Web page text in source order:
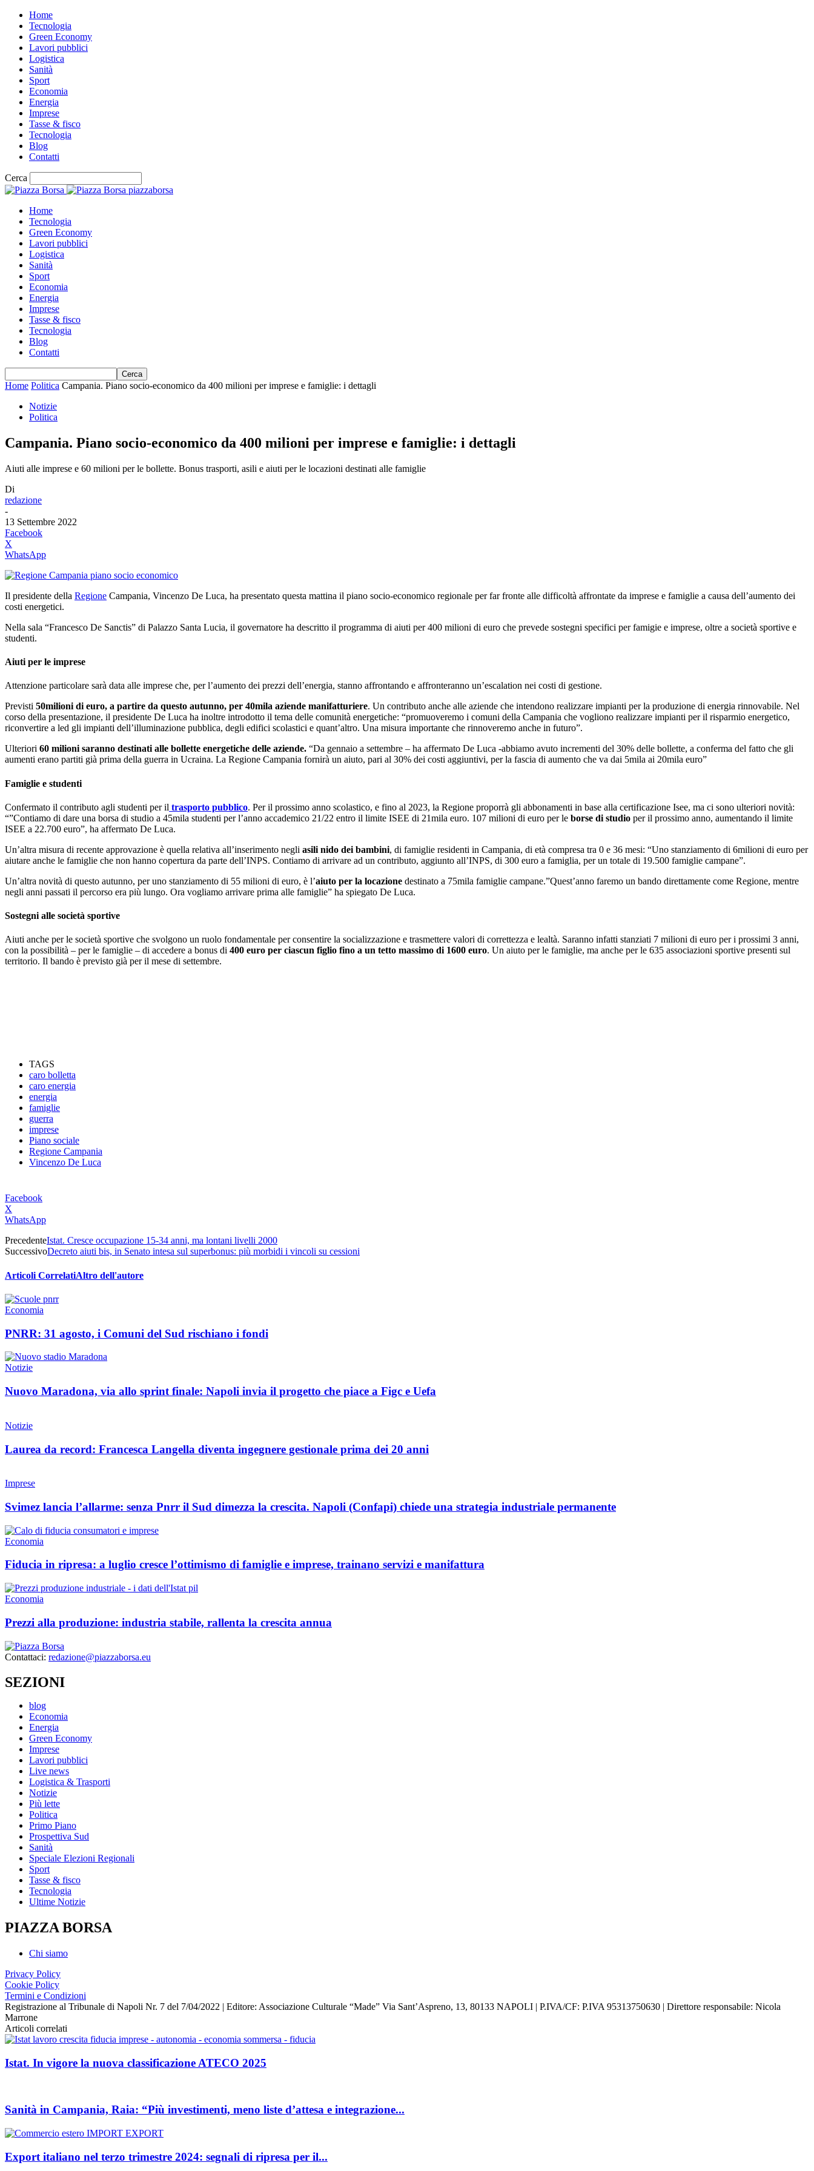
Home
Tecnologia
Green Economy
Lavori pubblici
Logistica
Sanità
Sport
Economia
Energia
Imprese
Tasse & fisco
Tecnologia
Blog
Contatti
Cerca
piazzaborsa
Home
Tecnologia
Green Economy
Lavori pubblici
Logistica
Sanità
Sport
Economia
Energia
Imprese
Tasse & fisco
Tecnologia
Blog
Contatti
Home Politica Campania. Piano socio-economico da 400 milioni per imprese e famiglie: i dettagli
Notizie
Politica
Campania. Piano socio-economico da 400 milioni per imprese e famiglie: i dettagli
Aiuti alle imprese e 60 milioni per le bollette. Bonus trasporti, asili e aiuti per le locazioni destinati alle famiglie
Di
redazione
-
13 Settembre 2022
Facebook
X
WhatsApp
Il presidente della Regione Campania, Vincenzo De Luca, ha presentato questa mattina il piano socio-economico regionale per far fronte alle difficoltà affrontate da imprese e famiglie a causa dell’aumento dei
costi energetici.
Nella sala “Francesco De Sanctis” di Palazzo Santa Lucia, il governatore ha descritto il programma di aiuti per 400 milioni di euro che prevede sostegni specifici per famigie e imprese, oltre a società sportive e
studenti.
Aiuti per le imprese
Attenzione particolare sarà data alle imprese che, per l’aumento dei prezzi dell’energia, stanno affrontando e affronteranno un’escalation nei costi di gestione.
Previsti 50milioni di euro, a partire da questo autunno, per 40mila aziende manifatturiere. Un contributo anche alle aziende che intendono realizzare impianti per la produzione di energia rinnovabile. Nel
corso della presentazione, il presidente De Luca ha inoltre introdotto il tema delle comunità energetiche: “promuoveremo i comuni della Campania che vogliono realizzare impianti per il risparmio energetico,
riconvertire a led gli impianti dell’illuminazione pubblica, degli edifici scolastici e quant’altro. Una misura importante che rinnoveremo anche in futuro”.
Ulteriori 60 milioni saranno destinati alle bollette energetiche delle aziende. “Da gennaio a settembre – ha affermato De Luca -abbiamo avuto incrementi del 30% delle bollette, a conferma del fatto che gli
aumenti erano partiti già prima della guerra in Ucraina. La Regione Campania fornirà un aiuto, pari al 30% dei costi aggiuntivi, per la fascia di aumento che va dai 5mila ai 20mila euro”
Famiglie e studenti
Confermato il contributo agli studenti per il trasporto pubblico. Per il prossimo anno scolastico, e fino al 2023, la Regione proporrà gli abbonamenti in base alla certificazione Isee, ma ci sono ulteriori novità:
“”Contiamo di dare una borsa di studio a 45mila studenti per l’anno accademico 21/22 entro il limite ISEE di 21mila euro. 107 milioni di euro per le borse di studio per il prossimo anno, aumentando il limite
ISEE a 22.700 euro”, ha affermato De Luca.
Un’altra misura di recente approvazione è quella relativa all’inserimento negli asili nido dei bambini, di famiglie residenti in Campania, di età compresa tra 0 e 36 mesi: “Uno stanziamento di 6milioni di euro per
aiutare anche le famiglie che non hanno copertura da parte dell’INPS. Contiamo di arrivare ad un contributo, aggiunto all’INPS, di 300 euro a famiglia, per un totale di 19.500 famiglie campane”.
Un’altra novità di questo autunno, per uno stanziamento di 55 milioni di euro, è l’aiuto per la locazione destinato a 75mila famiglie campane.”Quest’anno faremo un bando direttamente come Regione, mentre
negli anni passati il percorso era più lungo. Ora vogliamo arrivare prima alle famiglie” ha spiegato De Luca.
Sostegni alle società sportive
Aiuti anche per le società sportive che svolgono un ruolo fondamentale per consentire la socializzazione e trasmettere valori di correttezza e lealtà. Saranno infatti stanziati 7 milioni di euro per i prossimi 3 anni,
con la possibilità – per le famiglie – di accedere a bonus di 400 euro per ciascun figlio fino a un tetto massimo di 1600 euro. Un aiuto per le famiglie, ma anche per le 635 associazioni sportive presenti sul
territorio. Il bando è previsto già per il mese di settembre.
TAGS
caro bolletta
caro energia
energia
famiglie
guerra
imprese
Piano sociale
Regione Campania
Vincenzo De Luca
Facebook
X
WhatsApp
PrecedenteIstat. Cresce occupazione 15-34 anni, ma lontani livelli 2000
SuccessivoDecreto aiuti bis, in Senato intesa sul superbonus: più morbidi i vincoli su cessioni
Articoli CorrelatiAltro dell'autore
Economia
PNRR: 31 agosto, i Comuni del Sud rischiano i fondi
Notizie
Nuovo Maradona, via allo sprint finale: Napoli invia il progetto che piace a Figc e Uefa
Notizie
Laurea da record: Francesca Langella diventa ingegnere gestionale prima dei 20 anni
Imprese
Svimez lancia l’allarme: senza Pnrr il Sud dimezza la crescita. Napoli (Confapi) chiede una strategia industriale permanente
Economia
Fiducia in ripresa: a luglio cresce l’ottimismo di famiglie e imprese, trainano servizi e manifattura
Economia
Prezzi alla produzione: industria stabile, rallenta la crescita annua
Contattaci: redazione@piazzaborsa.eu
SEZIONI
blog
Economia
Energia
Green Economy
Imprese
Lavori pubblici
Live news
Logistica & Trasporti
Notizie
Più lette
Politica
Primo Piano
Prospettiva Sud
Sanità
Speciale Elezioni Regionali
Sport
Tasse & fisco
Tecnologia
Ultime Notizie
PIAZZA BORSA
Chi siamo
Privacy Policy
Cookie Policy
Termini e Condizioni
Registrazione al Tribunale di Napoli Nr. 7 del 7/04/2022 | Editore: Associazione Culturale “Made” Via Sant’Aspreno, 13, 80133 NAPOLI | P.IVA/CF: P.IVA 95313750630 | Direttore responsabile: Nicola
Marrone
Articoli correlati
Istat. In vigore la nuova classificazione ATECO 2025
Sanità in Campania, Raia: “Più investimenti, meno liste d’attesa e integrazione...
Export italiano nel terzo trimestre 2024: segnali di ripresa per il...